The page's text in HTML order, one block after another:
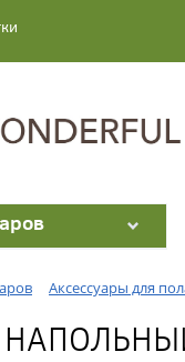
Аксессуары для